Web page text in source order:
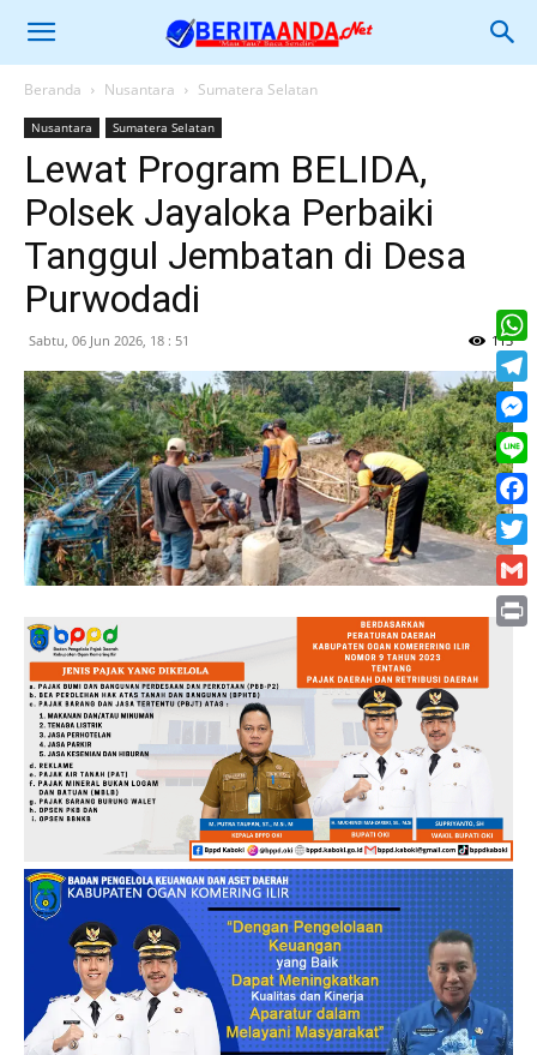
Beranda Nusantara Sumatera Selatan
Nusantara Sumatera Selatan
Lewat Program BELIDA,
Polsek Jayaloka Perbaiki
Tanggul Jembatan di Desa
Purwodadi
Sabtu, 06 Jun 2026, 18 : 51 113
Line